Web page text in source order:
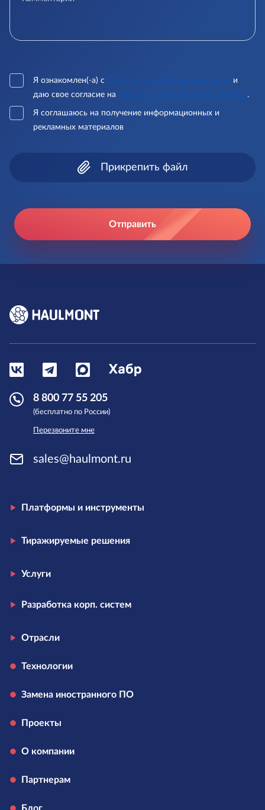
Я ознакомлен(-а) с Политики конфиденциальности и
даю свое согласие на обработку персональных данных.
Я соглашаюсь на получение информационных и
рекламных материалов
Прикрепить файл
Отправить
8 800 77 55 205
(бесплатно по России)
Перезвоните мне
sales@haulmont.ru
Платформы и инструменты
Тиражируемые решения
Услуги
Разработка корп. систем
Отрасли
Технологии
Замена иностранного ПО
Проекты
О компании
Партнерам